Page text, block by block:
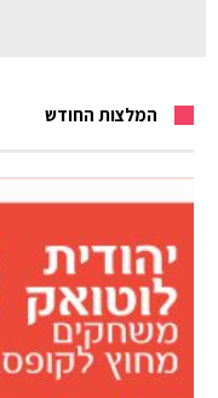
המלצות החודש